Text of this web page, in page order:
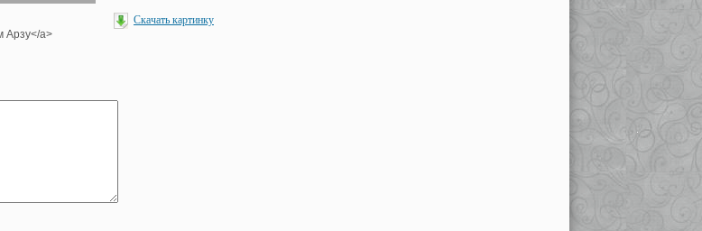
Арзу</a>
Скачать картинку